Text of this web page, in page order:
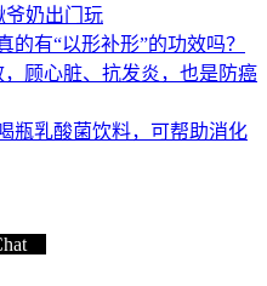
爷奶出门玩
有“以形补形”的功效吗？
顾心脏、抗发炎，也是防癌
瓶乳酸菌饮料，可帮助消化